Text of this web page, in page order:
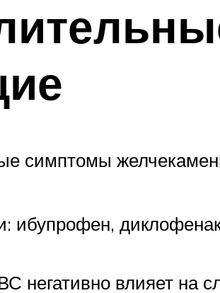
симптомы
ибупрофен,
влияет на